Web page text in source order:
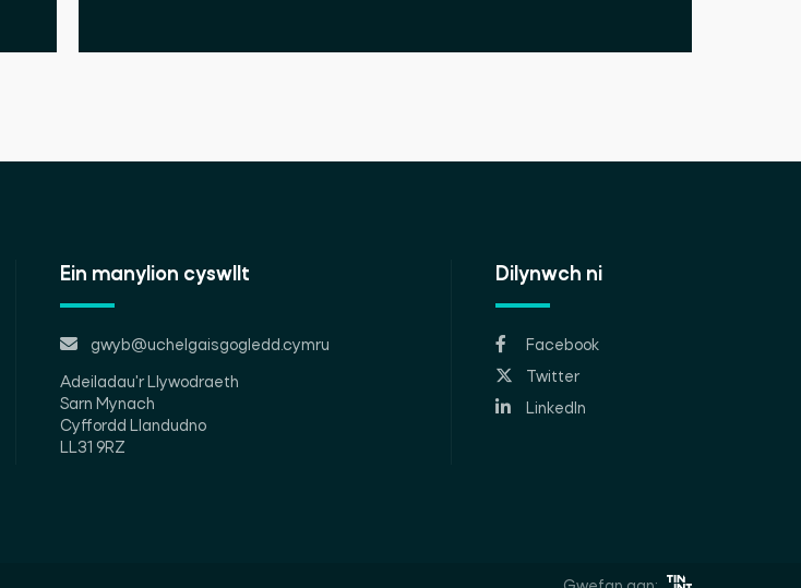
Ein manylion cyswllt
gwyb@uchelgaisgogledd.cymru
Adeiladau'r Llywodraeth
Sarn Mynach
Cyffordd Llandudno
LL31 9RZ
Dilynwch ni
Facebook
Twitter
LinkedIn